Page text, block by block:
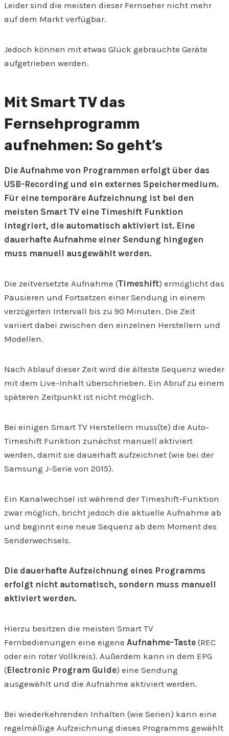
Leider sind die meisten dieser Fernseher nicht mehr
auf dem Markt verfügbar.
Jedoch können mit etwas Glück gebrauchte Geräte
aufgetrieben werden.
Mit Smart TV das
Fernsehprogramm
aufnehmen: So geht’s
Die Aufnahme von Programmen erfolgt über das
USB-Recording und ein externes Speichermedium.
Für eine temporäre Aufzeichnung ist bei den
meisten Smart TV eine Timeshift Funktion
integriert, die automatisch aktiviert ist. Eine
dauerhafte Aufnahme einer Sendung hingegen
muss manuell ausgewählt werden.
Die zeitversetzte Aufnahme (Timeshift) ermöglicht das
Pausieren und Fortsetzen einer Sendung in einem
verzögerten Intervall bis zu 90 Minuten. Die Zeit
variiert dabei zwischen den einzelnen Herstellern und
Modellen.
Nach Ablauf dieser Zeit wird die älteste Sequenz wieder
mit dem Live-Inhalt überschrieben. Ein Abruf zu einem
späteren Zeitpunkt ist nicht möglich.
Bei einigen Smart TV Herstellern muss(te) die Auto-
Timeshift Funktion zunächst manuell aktiviert
werden, damit sie dauerhaft aufzeichnet (wie bei der
Samsung J-Serie von 2015).
Ein Kanalwechsel ist während der Timeshift-Funktion
zwar möglich, bricht jedoch die aktuelle Aufnahme ab
und beginnt eine neue Sequenz ab dem Moment des
Senderwechsels.
Die dauerhafte Aufzeichnung eines Programms
erfolgt nicht automatisch, sondern muss manuell
aktiviert werden.
Hierzu besitzen die meisten Smart TV
Fernbedienungen eine eigene Aufnahme-Taste (REC
oder ein roter Vollkreis). Außerdem kann in dem EPG
(Electronic Program Guide) eine Sendung
ausgewählt und die Aufnahme aktiviert werden.
Bei wiederkehrenden Inhalten (wie Serien) kann eine
regelmäßige Aufzeichnung dieses Programms gewählt